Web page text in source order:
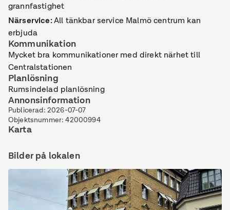
grannfastighet
Närservice:All tänkbar service Malmö centrum kan
erbjuda
Kommunikation
Mycket bra kommunikationer med direkt närhet till
Centralstationen
Planlösning
Rumsindelad planlösning
Annonsinformation
Publicerad: 2026-07-07
Objektsnummer:42000994
Karta
Bilder på lokalen